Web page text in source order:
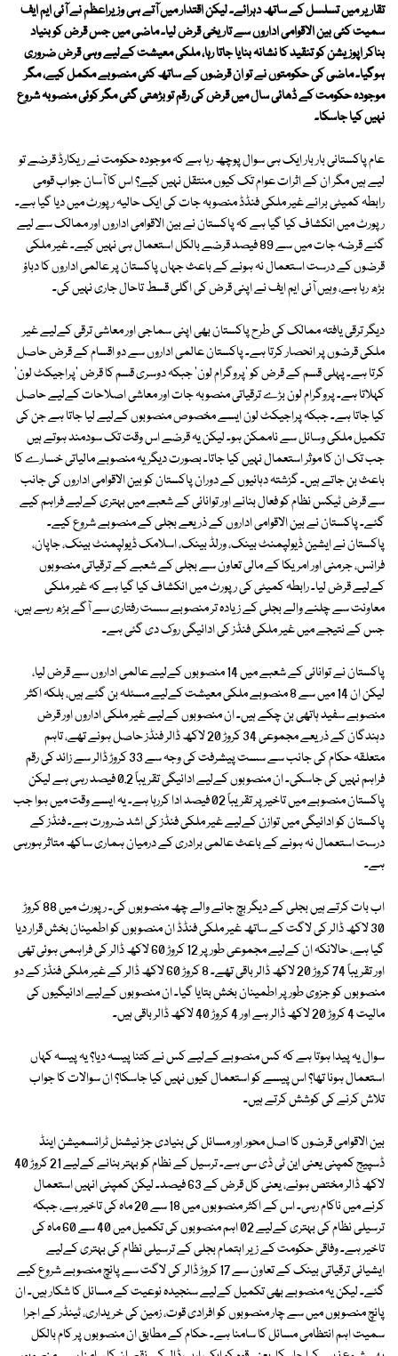
تقاریر میں تسلسل کے ساتھ دہرائے۔ لیکن اقتدار میں آتے ہی وزیراعظم نے آئی ایم ایف
سمیت کئی بین الاقوامی اداروں سے تاریخی قرض لیا۔ ماضی میں جس قرض کو بنیاد
بناکر اپوزیشن کو تنقید کا نشانہ بنایا جاتا رہا، ملکی معیشت کےلیے وہی قرض ضروری
ہوگیا۔ ماضی کی حکومتوں نے تو ان قرضوں کے ساتھ کئی منصوبے مکمل کیے، مگر
موجودہ حکومت کے ڈھائی سال میں قرض کی رقم تو بڑھتی گئی مگر کوئی منصوبہ شروع
نہیں کیا جاسکا۔
عام پاکستانی بار بار ایک ہی سوال پوچھ رہا ہے کہ موجودہ حکومت نے ریکارڈ قرضے تو
لیے ہیں مگر ان کے اثرات عوام تک کیوں منتقل نہیں کیے؟ اس کا آسان جواب قومی
رابطہ کمیٹی برائے غیر ملکی فنڈڈ منصوبہ جات کی ایک حالیہ رپورٹ میں دیا گیا ہے۔
رپورٹ میں انکشاف کیا گیا ہے کہ پاکستان نے بین الاقوامی اداروں اور ممالک سے لیے
گئے قرضہ جات میں سے 89 فیصد قرضے بالکل استعمال ہی نہیں کیے۔ غیر ملکی
قرضوں کے درست استعمال نہ ہونے کے باعث جہاں پاکستان پر عالمی اداروں کا دباؤ
بڑھ رہا ہے، وہیں آئی ایم ایف نے اپنی قرض کی اگلی قسط تاحال جاری نہیں کی۔
دیگر ترقی یافتہ ممالک کی طرح پاکستان بھی اپنی سماجی اور معاشی ترقی کےلیے غیر
ملکی قرضوں پر انحصار کرتا ہے۔ پاکستان عالمی اداروں سے دو اقسام کے قرض حاصل
کرتا ہے۔ پہلی قسم کے قرض کو 'پروگرام لون' جبکہ دوسری قسم کا قرض 'پراجیکٹ لون'
کہلاتا ہے۔ پروگرام لون بڑے ترقیاتی منصوبہ جات اور معاشی اصلاحات کےلیے حاصل
کیا جاتا ہے۔ جبکہ پراجیکٹ لون ایسے مخصوص منصوبوں کےلیے لیا جاتا ہے جن کی
تکمیل ملکی وسائل سے ناممکن ہو۔ لیکن یہ قرضے اس وقت تک سودمند ہوتے ہیں
جب تک ان کا موثر استعمال نہیں کیا جاتا۔ بصورت دیگر یہ منصوبے مالیاتی خسارے کا
باعث بن جاتے ہیں۔ گزشتہ دہائیوں کے دوران پاکستان کو بین الاقوامی اداروں کی جانب
سے قرض ٹیکس نظام کو فعال بنانے اور توانائی کے شعبے میں بہتری کےلیے فراہم کیے
گئے۔ پاکستان نے بین الاقوامی اداروں کے ذریعے بجلی کے منصوبے شروع کیے۔
پاکستان نے ایشین ڈیولپمنٹ بینک، ورلڈ بینک، اسلامک ڈیولپمنٹ بینک، جاپان،
فرانس، جرمنی اور امریکا کے مالی تعاون سے بجلی کے شعبے کے ترقیاتی منصوبوں
کےلیے قرض لیا۔ رابطہ کمیٹی کی رپورٹ میں انکشاف کیا گیا ہے کہ غیر ملکی
معاونت سے چلنے والے بجلی کے زیادہ تر منصوبے سست رفتاری سے آگے بڑھ رہے ہیں،
جس کے نتیجے میں غیر ملکی فنڈز کی ادائیگی روک دی گئی ہے۔
پاکستان نے توانائی کے شعبے میں 14 منصوبوں کےلیے عالمی اداروں سے قرض لیا،
لیکن ان 14 میں سے 8 منصوبے ملکی معیشت کےلیے مسئلہ بن گئے ہیں، بلکہ اکثر
منصوبے سفید ہاتھی بن چکے ہیں۔ ان منصوبوں کےلیے غیر ملکی اداروں اور قرض
دہندگان کے ذریعے مجموعی 34 کروڑ 20 لاکھ ڈالر فنڈز حاصل ہونے تھے، تاہم
متعلقہ حکام کی جانب سے سست پیشرفت کی وجہ سے 33 کروڑ ڈالر سے زائد کی رقم
فراہم نہیں کی جاسکی۔ ان منصوبوں کےلیے ادائیگی تقریباً 0.2 فیصد رہی ہے لیکن
پاکستان منصوبے میں تاخیر پر تقریباً 02 فیصد ادا کررہا ہے۔ یہ ایسے وقت میں ہوا جب
پاکستان کو ادائیگی میں توازن کےلیے غیر ملکی فنڈز کی اشد ضرورت ہے۔ فنڈز کے
درست استعمال نہ ہونے کے باعث عالمی برادری کے درمیان ہماری ساکھ متاثر ہورہی
ہے۔
اب بات کرتے ہیں بجلی کے دیگر بچ جانے والے چھ منصوبوں کی۔ رپورٹ میں 88 کروڑ
30 لاکھ ڈالر کی لاگت کے ساتھ غیر ملکی فنڈڈ ان منصوبوں کو اطمینان بخش قرار دیا
گیا ہے، حالانکہ ان کےلیے مجموعی طور پر 12 کروڑ 60 لاکھ ڈالر کی فراہمی ہوئی تھی
اور تقریباً 74 کروڑ 20 لاکھ ڈالر باقی تھے۔ 8 کروڑ 60 لاکھ ڈالر کے غیر ملکی فنڈز کے دو
منصوبوں کو جزوی طور پر اطمینان بخش بتایا گیا۔ ان منصوبوں کےلیے ادائیگیوں کی
مالیت 4 کروڑ 20 لاکھ ڈالر ہے اور 4 کروڑ 40 لاکھ ڈالر باقی ہیں۔
سوال یہ پیدا ہوتا ہے کہ کس منصوبے کےلیے کس نے کتنا پیسہ دیا؟ یہ پیسہ کہاں
استعمال ہونا تھا؟ اس پیسے کو استعمال کیوں نہیں کیا جاسکا؟ ان سوالات کا جواب
تلاش کرنے کی کوشش کرتے ہیں۔
بین الاقوامی قرضوں کا اصل محور اور مسائل کی بنیادی جڑ نیشنل ٹرانسمیشن اینڈ
ڈسپیج کمپنی یعنی این ٹی ڈی سی ہے۔ ترسیل کے نظام کو بہتر بنانے کےلیے 21 کروڑ 40
لاکھ ڈالر مختص ہوئے، یعنی کل قرض کے 63 فیصد۔ لیکن کمپنی انہیں استعمال
کرنے میں ناکام رہی۔ اس کے اکثر منصوبوں میں 18 سے 20 ماہ کی تاخیر ہے، جبکہ
ترسیلی نظام کی بہتری کےلیے 02 اہم منصوبوں کی تکمیل میں 40 سے 60 ماہ کی
تاخیر ہے۔ وفاقی حکومت کے زیر اہتمام بجلی کے ترسیلی نظام کی بہتری کےلیے
ایشیائی ترقیاتی بینک کے تعاون سے 17 کروڑ ڈالر کی لاگت سے پانچ منصوبے شروع کیے
گئے۔ لیکن یہ منصوبے بھی تکمیل کےلیے سنجیدہ نوعیت کے مسائل کا شکار ہیں۔ ان
پانچ منصوبوں میں سے چار منصوبوں کو افرادی قوت، زمین کی خریداری، ٹینڈر کے اجرا
سمیت اہم انتظامی مسائل کا سامنا ہے۔ حکام کے مطابق ان منصوبوں پر کام بالکل